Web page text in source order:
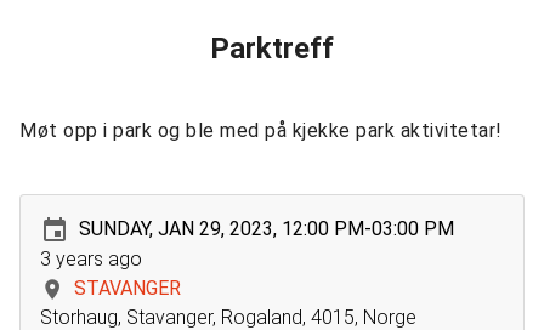
Parktreff
Møt opp i park og ble med på kjekke park aktivitetar!
SUNDAY, JAN 29, 2023, 12:00 PM-03:00 PM
3 years ago
STAVANGER
Storhaug, Stavanger, Rogaland, 4015, Norge